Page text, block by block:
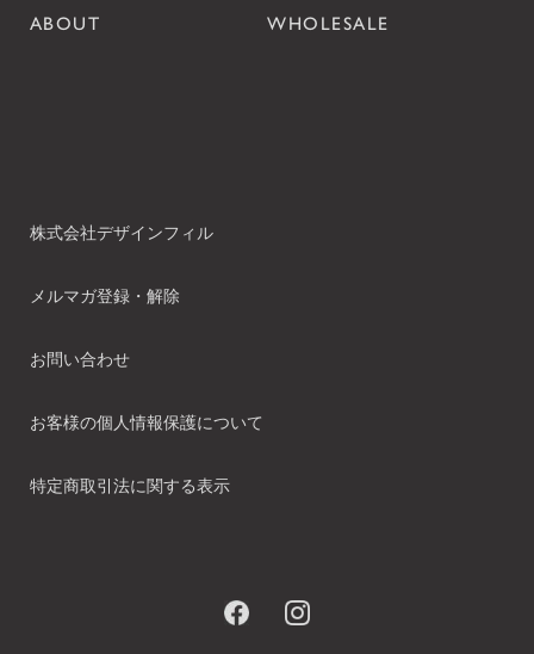
ABOUT
WHOLESALE
株式会社デザインフィル
メルマガ登録・解除
お問い合わせ
お客様の個人情報保護について
特定商取引法に関する表示